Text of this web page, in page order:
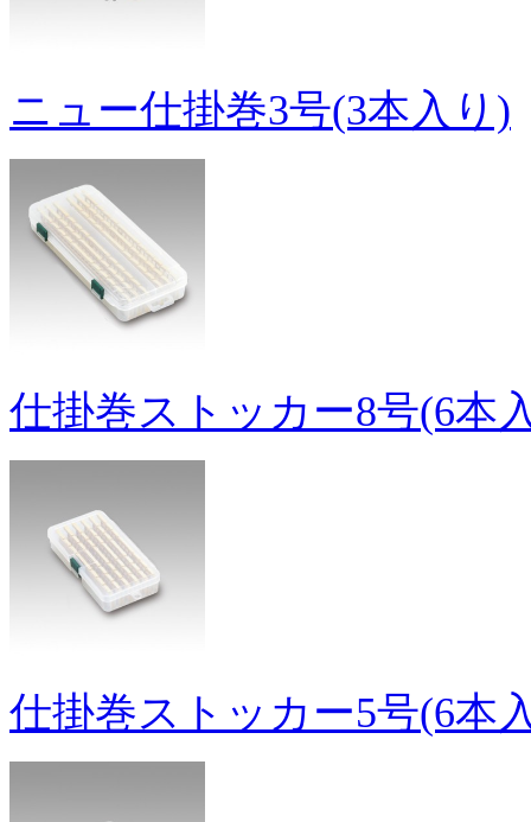
ニュー仕掛巻3号(3本入り)
仕掛巻ストッカー8号(6本
仕掛巻ストッカー5号(6本